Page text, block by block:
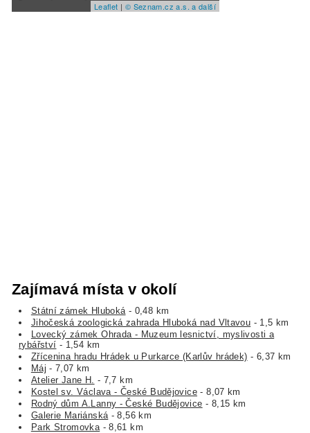
Leaflet | © Seznam.cz a.s. a další
Zajímavá místa v okolí
Státní zámek Hluboká - 0,48 km
Jihočeská zoologická zahrada Hluboká nad Vltavou - 1,5 km
Lovecký zámek Ohrada - Muzeum lesnictví, myslivosti a
rybářství - 1,54 km
Zřícenina hradu Hrádek u Purkarce (Karlův hrádek) - 6,37 km
Máj - 7,07 km
Atelier Jane H.
- 7,7 km
Kostel sv. Václava - České Budějovice - 8,07 km
Rodný dům A.Lanny - České Budějovice - 8,15 km
Galerie Mariánská - 8,56 km
Park Stromovka - 8,61 km